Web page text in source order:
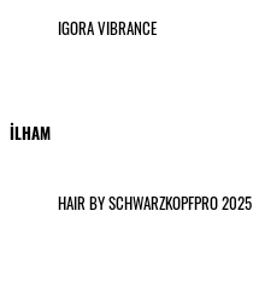
IGORA VIBRANCE
İLHAM
HAIR BY SCHWARZKOPFPRO 2025